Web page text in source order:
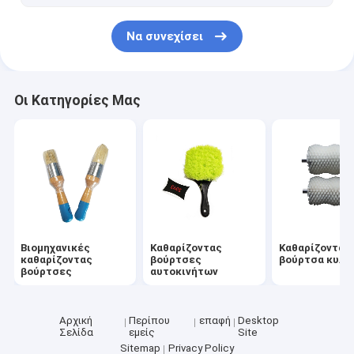
Να συνεχίσει
Οι Κατηγορίες Μας
Βιομηχανικές
καθαρίζοντας
βούρτσες
Καθαρίζοντας
βούρτσες
αυτοκινήτων
Καθαρίζοντας
βούρτσα
Αρχική
Σελίδα
Περίπου
εμείς
επαφή
Desktop
Site
Sitemap
Privacy Policy